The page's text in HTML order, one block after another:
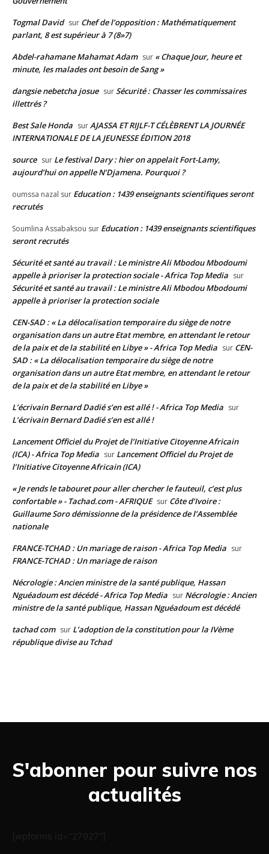
Togmal David sur Chef de l’opposition : Mathématiquement
parlant, 8 est supérieur à 7 (8»7)
Abdel-rahamane Mahamat Adam sur « Chaque Jour, heure et
minute, les malades ont besoin de Sang »
dangsie nebetcha josue surSécurité : Chasser les commissaires
illettrés ?
Best Sale Honda surAJASSA ET RIJLF-T CÉLÈBRENT LA JOURNÉE
INTERNATIONALE DE LA JEUNESSE ÉDITION 2018
source sur Le festival Dary : hier on appelait Fort-Lamy,
aujourd’hui on appelle N’Djamena. Pourquoi ?
oumssa nazal sur Education : 1439 enseignants scientifiques seront
recrutés
Soumlina Assabaksou sur Education : 1439 enseignants scientifiques
seront recrutés
Sécurité et santé au travail : Le ministre Ali Mbodou Mbodoumi
appelle à prioriser la protection sociale - Africa Top Media sur
Sécurité et santé au travail : Le ministre Ali Mbodou Mbodoumi
appelle à prioriser la protection sociale
CEN-SAD : « La délocalisation temporaire du siège de notre
organisation dans un autre Etat membre, en attendant le retour
de la paix et de la stabilité en Libye » - Africa Top Media sur CEN-
SAD : « La délocalisation temporaire du siège de notre
organisation dans un autre Etat membre, en attendant le retour
de la paix et de la stabilité en Libye »
L’écrivain Bernard Dadié s’en est allé ! - Africa Top Media sur
L’écrivain Bernard Dadié s’en est allé !
Lancement Officiel du Projet de l’Initiative Citoyenne Africain
(ICA) - Africa Top Media sur Lancement Officiel du Projet de
l’Initiative Citoyenne Africain (ICA)
« Je rends le tabouret pour aller chercher le fauteuil, c’est plus
confortable » - Tachad.com - AFRIQUE sur Côte d’Ivoire :
Guillaume Soro démissionne de la présidence de l’Assemblée
nationale
FRANCE-TCHAD : Un mariage de raison - Africa Top Media sur
FRANCE-TCHAD : Un mariage de raison
Nécrologie : Ancien ministre de la santé publique, Hassan
Nguéadoum est décédé - Africa Top Media sur Nécrologie : Ancien
ministre de la santé publique, Hassan Nguéadoum est décédé
tachad com sur L’adoption de la constitution pour la IVème
république divise au Tchad
S'abonner pour suivre nos
actualités
[wpforms id="27927"]